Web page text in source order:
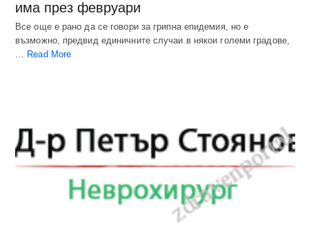
има през февруари
Все още е рано да се говори за грипна епидемия, но е
възможно, предвид единичните случаи в някои големи градове,
… Read More